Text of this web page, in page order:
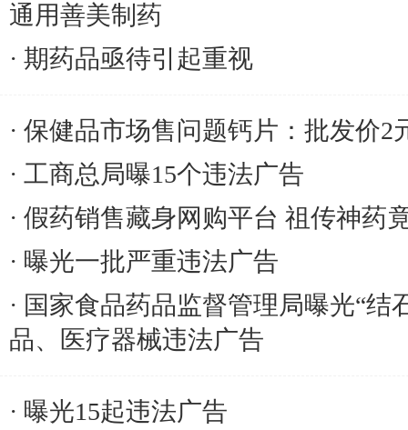
通用善美制药
期药品亟待引起重视
保健品市场售问题钙片：批发价2
工商总局曝15个违法广告
假药销售藏身网购平台 祖传神药
曝光一批严重违法广告
国家食品药品监督管理局曝光“结
品、医疗器械违法广告
曝光15起违法广告